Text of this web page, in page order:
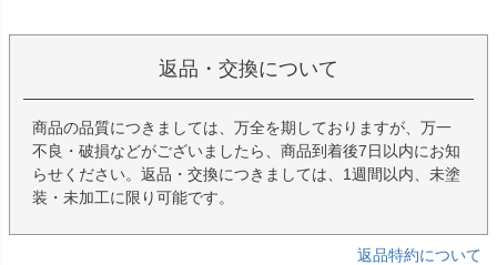
返品・交換について
商品の品質につきましては、万全を期しておりますが、万一
不良・破損などがございましたら、商品到着後7日以内にお知
らせください。返品・交換につきましては、1週間以内、未塗
装・未加工に限り可能です。
返品特約について